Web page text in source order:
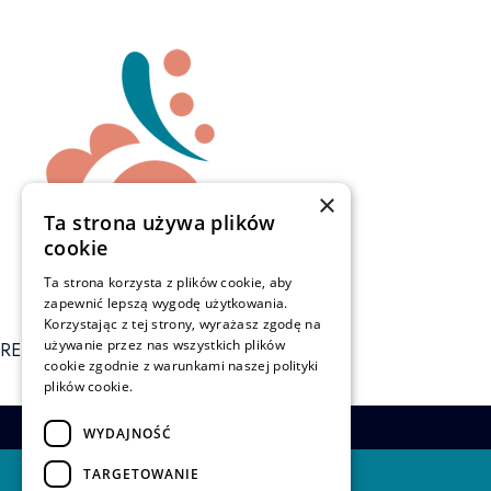
REZERWUJ
×
Ta strona używa plików
cookie
Ta strona korzysta z plików cookie, aby
zapewnić lepszą wygodę użytkowania.
Korzystając z tej strony, wyrażasz zgodę na
używanie przez nas wszystkich plików
cookie zgodnie z warunkami naszej polityki
plików cookie.
WYDAJNOŚĆ
TARGETOWANIE